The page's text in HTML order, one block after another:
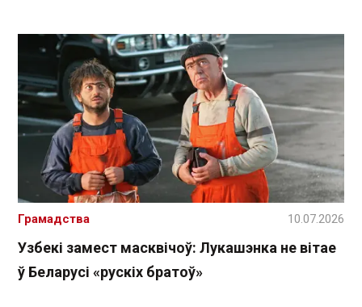
Узбекі замест масквічоў: Лукашэнка не вітае
ў Беларусі «рускіх братоў»
Грамадства 10.07.2026